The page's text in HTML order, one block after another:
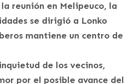
reunión en Melipeuco, la
se dirigió a Lonko
mantiene un centro de
de los vecinos,
por el posible avance del